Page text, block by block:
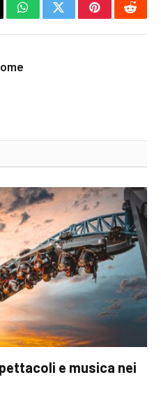
WhatsAppTwitterPinterest
e musica nei